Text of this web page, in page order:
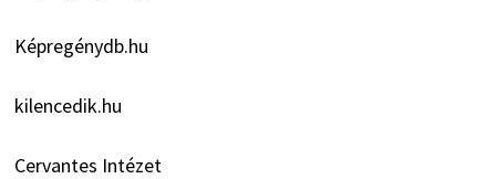
Képregénydb.hu
kilencedik.hu
Cervantes Intézet